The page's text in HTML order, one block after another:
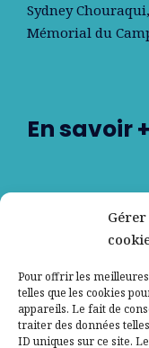
Pour offrir les
telles que les cookies
appareils. Le fait de
traiter des données
ID uniques sur ce site.
Sydney Chouraqui
Mémorial du
En savoir +
Contactez-
Mentions